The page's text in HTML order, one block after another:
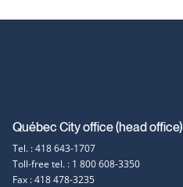
Contact
information
Québec City office (head office)
Tel. : 418 643-1707
Toll-free tel. : 1 800 608-3350
Fax : 418 478-3235